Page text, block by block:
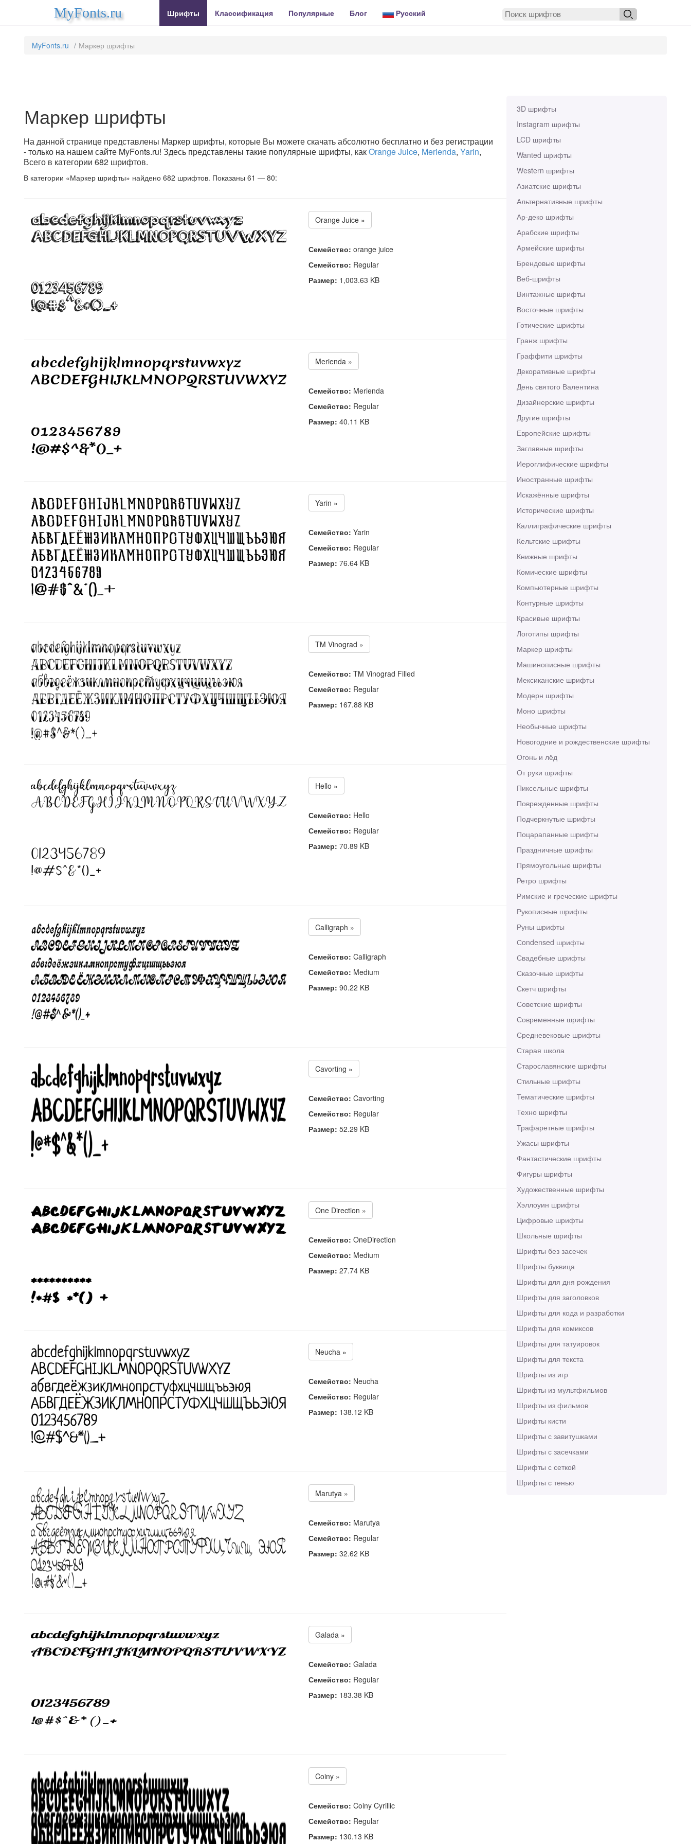
MyFonts.ru Шрифты Классификация Популярные Блог Русский
MyFonts.ru Маркер шрифты
3D шрифты
Instagram шрифты
LCD шрифты
Wanted шрифты
Western шрифты
Азиатские шрифты
Альтернативные шрифты
Ар-деко шрифты
Арабские шрифты
Армейские шрифты
Брендовые шрифты
Веб-шрифты
Винтажные шрифты
Восточные шрифты
Готические шрифты
Гранж шрифты
Граффити шрифты
Декоративные шрифты
День святого Валентина
Дизайнерские шрифты
Другие шрифты
Европейские шрифты
Заглавные шрифты
Иероглифические шрифты
Иностранные шрифты
Искажённые шрифты
Исторические шрифты
Каллиграфические шрифты
Кельтские шрифты
Книжные шрифты
Комические шрифты
Компьютерные шрифты
Контурные шрифты
Красивые шрифты
Логотипы шрифты
Маркер шрифты
Машинописные шрифты
Мексиканские шрифты
Модерн шрифты
Моно шрифты
Необычные шрифты
Новогодние и рождественские шрифты
Огонь и лёд
От руки шрифты
Пиксельные шрифты
Поврежденные шрифты
Подчеркнутые шрифты
Поцарапанные шрифты
Праздничные шрифты
Прямоугольные шрифты
Ретро шрифты
Римские и греческие шрифты
Рукописные шрифты
Руны шрифты
Сondensed шрифты
Свадебные шрифты
Сказочные шрифты
Скетч шрифты
Советские шрифты
Современные шрифты
Средневековые шрифты
Старая школа
Старославянские шрифты
Стильные шрифты
Тематические шрифты
Техно шрифты
Трафаретные шрифты
Ужасы шрифты
Фантастические шрифты
Фигуры шрифты
Художественные шрифты
Хэллоуин шрифты
Цифровые шрифты
Школьные шрифты
Шрифты без засечек
Шрифты буквица
Шрифты для дня рождения
Шрифты для заголовков
Шрифты для кода и разработки
Шрифты для комиксов
Шрифты для татуировок
Шрифты для текста
Шрифты из игр
Шрифты из мультфильмов
Шрифты из фильмов
Шрифты кисти
Шрифты с завитушками
Шрифты с засечками
Шрифты с сеткой
Шрифты с тенью
Маркер шрифты
На данной странице представлены Маркер шрифты, которые Вы можете скачать абсолютно бесплатно и без регистрации
- только на нашем сайте MyFonts.ru! Здесь представлены такие популярные шрифты, какOrange Juice, Merienda, Yarin,
Всего в категории 682 шрифтов.
В категории «Маркер шрифты» найдено 682 шрифтов. Показаны 61 — 80:
Orange Juice »
Семейство: orange juice
Семейство: Regular
Размер: 1,003.63 KB
Merienda »
Семейство: Merienda
Семейство: Regular
Размер: 40.11 KB
Yarin »
Семейство: Yarin
Семейство: Regular
Размер: 76.64 KB
TM Vinograd »
Семейство: TM Vinograd Filled
Семейство: Regular
Размер: 167.88 KB
Hello »
Семейство: Hello
Семейство: Regular
Размер: 70.89 KB
Calligraph »
Семейство: Calligraph
Семейство: Medium
Размер: 90.22 KB
Cavorting »
Семейство: Cavorting
Семейство: Regular
Размер: 52.29 KB
One Direction »
Семейство: OneDirection
Семейство: Medium
Размер: 27.74 KB
Neucha »
Семейство: Neucha
Семейство: Regular
Размер: 138.12 KB
Marutya »
Семейство: Marutya
Семейство: Regular
Размер: 32.62 KB
Galada »
Семейство: Galada
Семейство: Regular
Размер: 183.38 KB
Coiny »
Семейство: Coiny Cyrillic
Семейство: Regular
Размер: 130.13 KB